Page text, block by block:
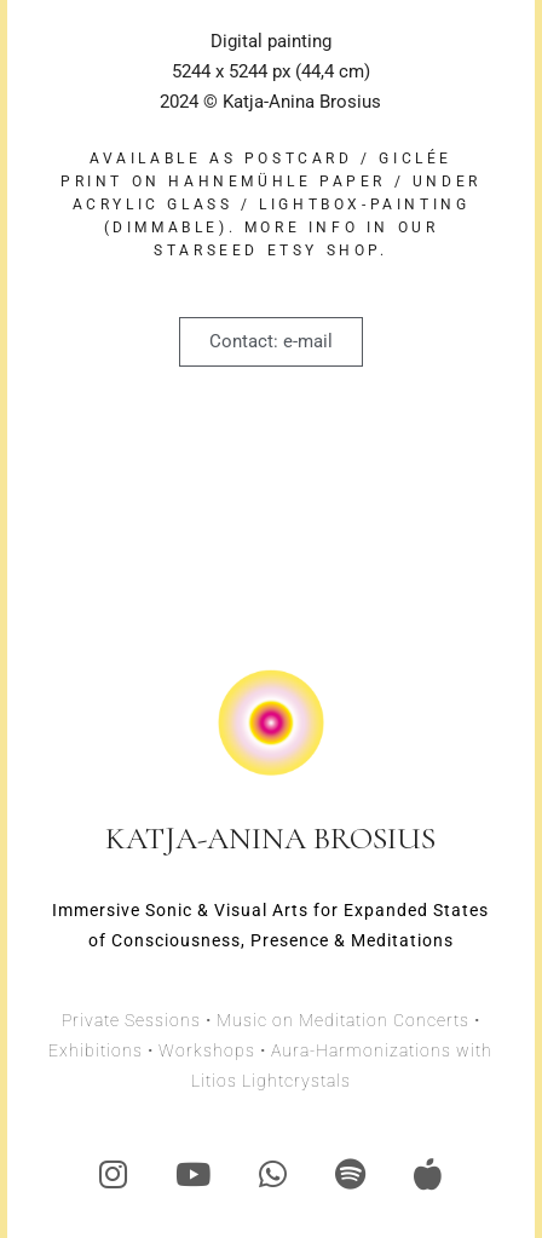
Digital painting
5244 x 5244 px (44,4 cm)
2024 © Katja-Anina Brosius
AVAILABLE AS POSTCARD / GICLÉE
PRINT ON HAHNEMÜHLE PAPER / UNDER
ACRYLIC GLASS / LIGHTBOX-PAINTING
(DIMMABLE).
MORE INFO IN OUR
STARSEED ETSY SHOP.
Contact: e-mail
KATJA-ANINA BROSIUS
Immersive Sonic & Visual Arts for Expanded States
of Consciousness, Presence & Meditations
Private Sessions • Music on Meditation Concerts •
Exhibitions • Workshops • Aura-Harmonizations with
Litios Lightcrystals